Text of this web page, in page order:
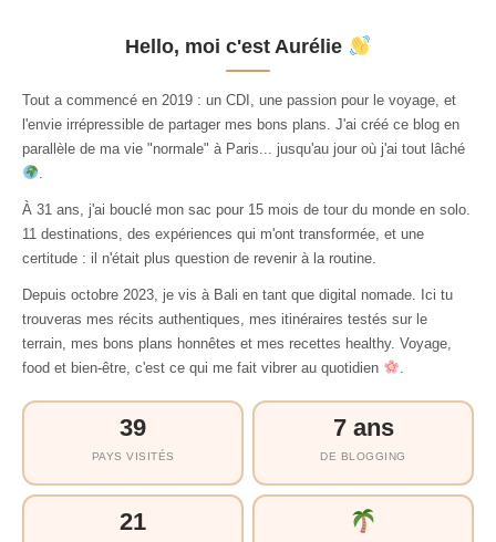
Hello, moi c'est Aurélie
Tout a commencé en 2019 : un CDI, une passion pour le voyage, et
l'envie irrépressible de partager mes bons plans. J'ai créé ce blog en
parallèle de ma vie "normale" à Paris... jusqu'au jour où j'ai tout lâché
À 31 ans, j'ai bouclé mon sac pour 15 mois de tour du monde en solo.
11 destinations, des expériences qui m'ont transformée, et une
certitude : il n'était plus question de revenir à la routine.
Depuis octobre 2023, je vis à Bali en tant que digital nomade. Ici tu
trouveras mes récits authentiques, mes itinéraires testés sur le
terrain, mes bons plans honnêtes et mes recettes healthy. Voyage,
food et bien-être, c'est ce qui me fait vibrer au quotidien
.
39
PAYS VISITÉS
7 ans
DE BLOGGING
21